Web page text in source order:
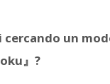
cercando un
』?